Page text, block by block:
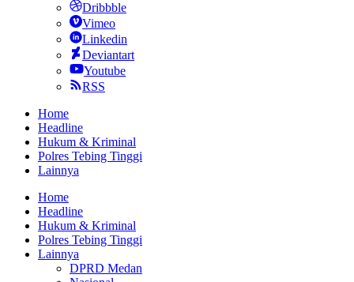
Dribbble
Vimeo
Linkedin
Deviantart
Youtube
RSS
Home
Headline
Hukum & Kriminal
Polres Tebing Tinggi
Lainnya
Home
Headline
Hukum & Kriminal
Polres Tebing Tinggi
Lainnya
DPRD Medan